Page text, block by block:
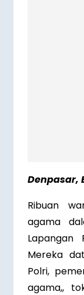
Denpasar,
Ribuan
agama
Lapangan
Mereka
Polri,
agama,,